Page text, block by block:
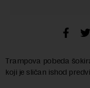
Trampova pobeda
koji je sličan ishod